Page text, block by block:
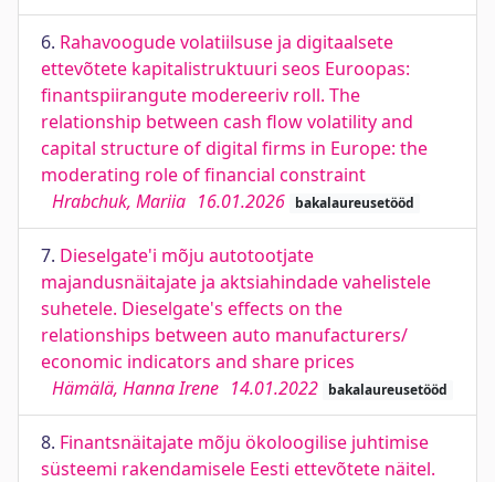
6. Rahavoogude volatiilsuse ja digitaalsete
ettevõtete kapitalistruktuuri seos Euroopas:
finantspiirangute modereeriv roll. The
relationship between cash flow volatility and
capital structure of digital firms in Europe: the
moderating role of financial constraint
Hrabchuk, Mariia 16.01.2026 bakalaureusetööd
7. Dieselgate'i mõju autotootjate
majandusnäitajate ja aktsiahindade vahelistele
suhetele. Dieselgate's effects on the
relationships between auto manufacturers/
economic indicators and share prices
Hämälä, Hanna Irene 14.01.2022 bakalaureusetööd
8. Finantsnäitajate mõju ökoloogilise juhtimise
süsteemi rakendamisele Eesti ettevõtete näitel.